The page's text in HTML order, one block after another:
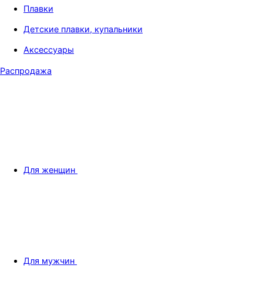
Плавки
Детские плавки, купальники
Аксессуары
Распродажа
Для женщин
Для мужчин